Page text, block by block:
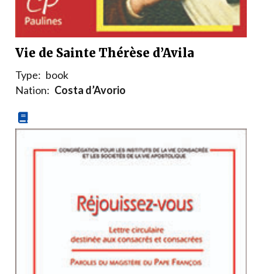
Vie de Sainte Thérèse d’Avila
Type: book
Nation: Costa d’Avorio